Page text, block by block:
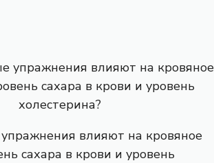
влияют на кровяное
сахара в крови и уровень